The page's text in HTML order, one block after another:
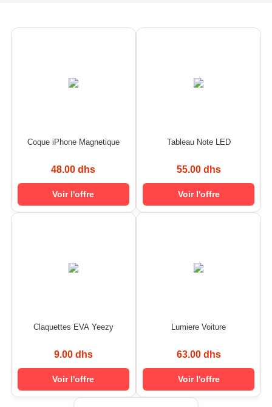
Coque iPhone Magnetique
48.00 dhs
Voir l'offre
Tableau Note LED
55.00 dhs
Voir l'offre
Claquettes EVA Yeezy
9.00 dhs
Voir l'offre
Lumiere Voiture
63.00 dhs
Voir l'offre